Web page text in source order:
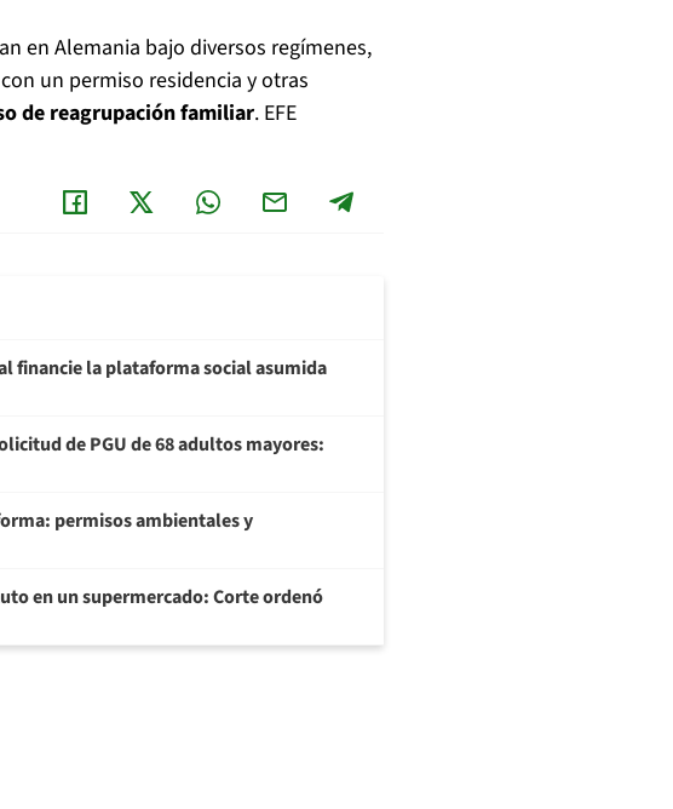
en Alemania bajo diversos regímenes,
un permiso residencia y otras
de reagrupación familiar. EFE
financie la plataforma social asumida
de PGU de 68 adultos mayores:
permisos ambientales y
en un supermercado: Corte ordenó